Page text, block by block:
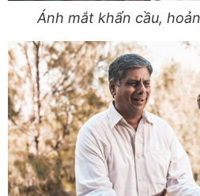
Ánh mắt khẩn cầu,